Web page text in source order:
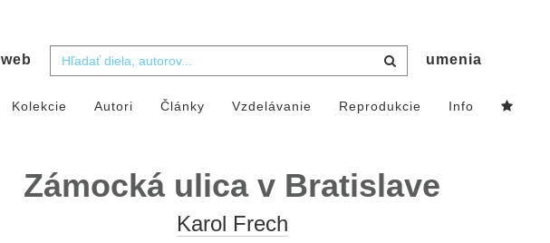
web umenia
Kolekcie Autori Články Vzdelávanie Reprodukcie Info
Zámocká ulica v Bratislave
Karol Frech